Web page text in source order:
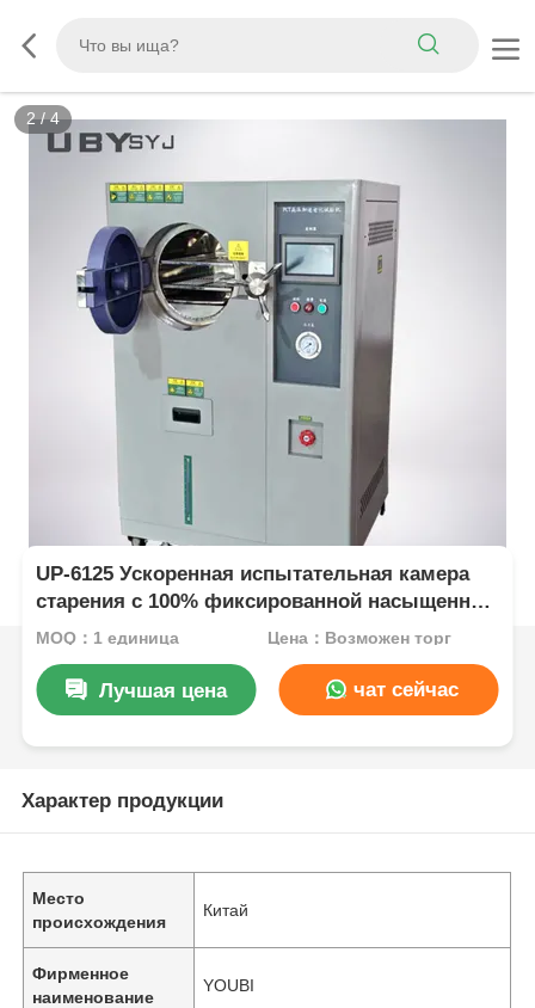
3/4
UP-6125 Ускоренная испытательная камера
старения с 100% фиксированной насыщенной
влажностью 105°C ~ 143°C диапазон
0,30MPa
MOQ：1 единица Цена：Возможен торг
Лучшая цена чат сейчас
Характер продукции
Место
происхождения
Китай
Фирменное
наименование
YOUBI